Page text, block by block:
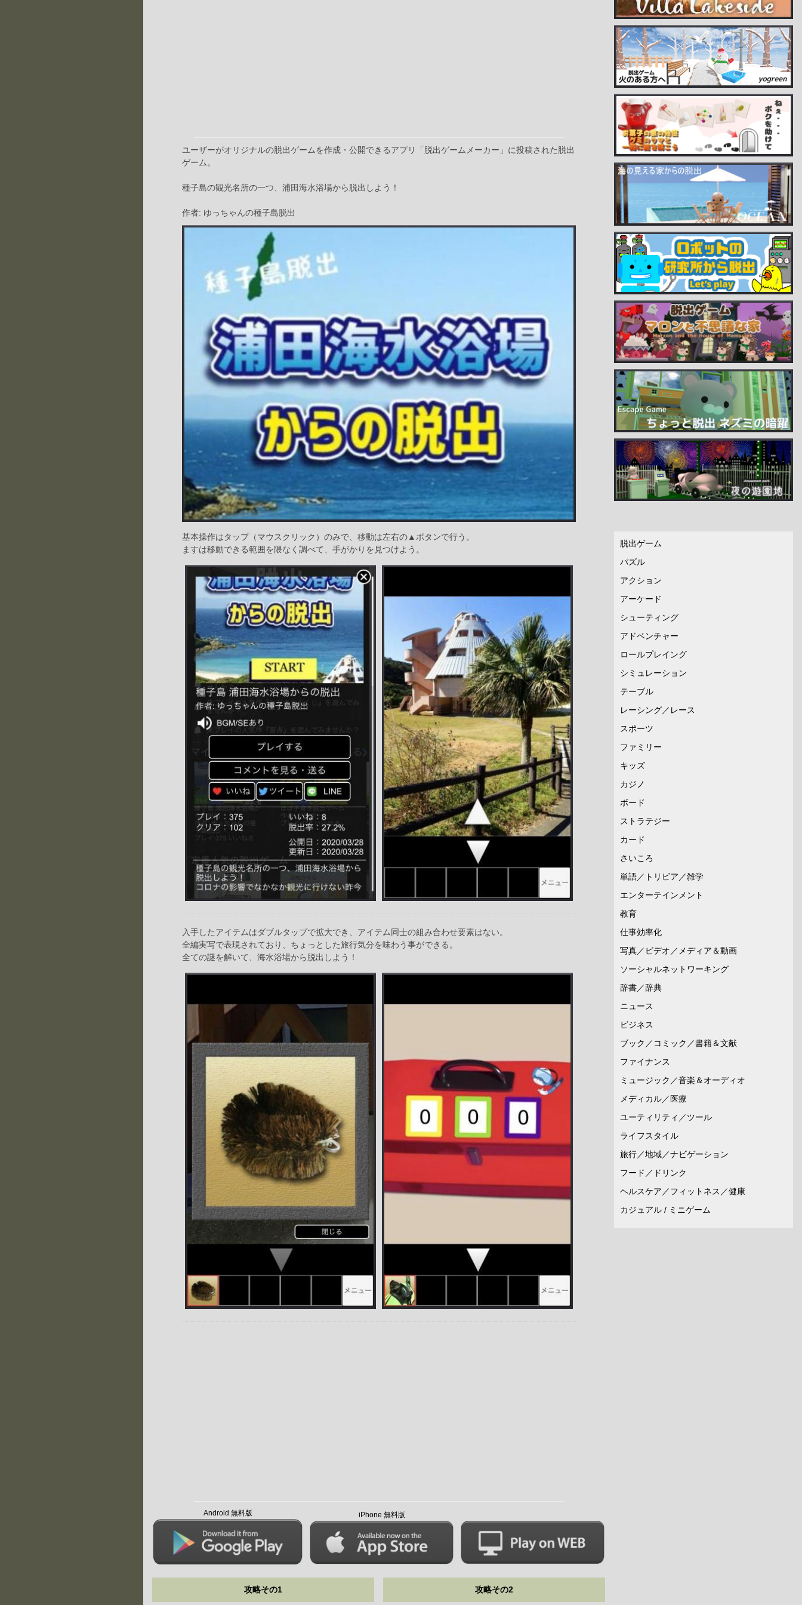
ユーザーがオリジナルの脱出ゲームを作成・公開できるアプリ「脱出ゲームメーカー」に投稿された脱出
ゲーム。
種子島の観光名所の一つ、浦田海水浴場から脱出しよう！
作者: ゆっちゃんの種子島脱出
基本操作はタップ（マウスクリック）のみで、移動は左右の▲ボタンで行う。
ますは移動できる範囲を隈なく調べて、手がかりを見つけよう。
入手したアイテムはダブルタップで拡大でき、アイテム同士の組み合わせ要素はない。
全編実写で表現されており、ちょっとした旅行気分を味わう事ができる。
全ての謎を解いて、海水浴場から脱出しよう！
Android 無料版 iPhone 無料版
攻略その1 攻略その2
脱出ゲーム
パズル
アクション
アーケード
シューティング
アドベンチャー
ロールプレイング
シミュレーション
テーブル
レーシング／レース
スポーツ
ファミリー
キッズ
カジノ
ボード
ストラテジー
カード
さいころ
単語／トリビア／雑学
エンターテインメント
教育
仕事効率化
写真／ビデオ／メディア＆動画
ソーシャルネットワーキング
辞書／辞典
ニュース
ビジネス
ブック／コミック／書籍＆文献
ファイナンス
ミュージック／音楽＆オーディオ
メディカル／医療
ユーティリティ／ツール
ライフスタイル
旅行／地域／ナビゲーション
フード／ドリンク
ヘルスケア／フィットネス／健康
カジュアル / ミニゲーム